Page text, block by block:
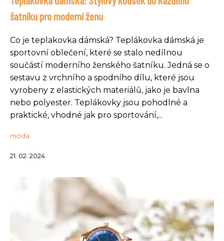
šatníku pro moderní ženu
Co je teplakovka dámská? Teplákovka dámská je
sportovní oblečení, které se stalo nedílnou
součástí moderního ženského šatníku. Jedná se o
sestavu z vrchního a spodního dílu, které jsou
vyrobeny z elastických materiálů, jako je bavlna
nebo polyester. Teplákovky jsou pohodlné a
praktické, vhodné jak pro sportování,...
móda
21. 02. 2024